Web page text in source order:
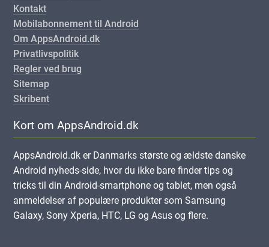
Kontakt
Mobilabonnement til Android
Om AppsAndroid.dk
Privatlivspolitik
Regler ved brug
Sitemap
Skribent
Kort om AppsAndroid.dk
AppsAndroid.dk er Danmarks største og ældste danske
Android nyheds-side, hvor du ikke bare finder tips og
tricks til din Android-smartphone og tablet, men også
anmeldelser af populære produkter som Samsung
Galaxy, Sony Xperia, HTC, LG og Asus og flere.